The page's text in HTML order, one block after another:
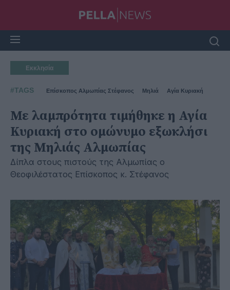
Εκκλησία
#TAGS Επίσκοπος Αλμωπίας Στέφανος Μηλιά Αγία Κυριακή
Με λαμπρότητα τιμήθηκε η Αγία
Κυριακή στο ομώνυμο εξωκλήσι
της Μηλιάς Αλμωπίας
Δίπλα στους πιστούς της Αλμωπίας ο
Θεοφιλέστατος Επίσκοπος κ. Στέφανος